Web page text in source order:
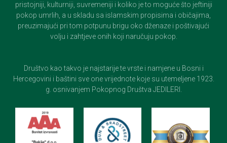
pristojniji, kulturniji, suvremeniji i koliko je to moguće što jeftiniji
pokop umrlih, a u skladu sa islamskim propisima i običajima,
preuzimajući pri tom potpunu brigu oko dženaze i poštivajući
volju i zahtjeve onih koji naručuju pokop.
Društvo kao takvo je najstarije te vrste i namjene u Bosni i
Hercegovini i baštini sve one vrijednote koje su utemeljene 1923.
g. osnivanjem Pokopnog Društva JEDILERI.